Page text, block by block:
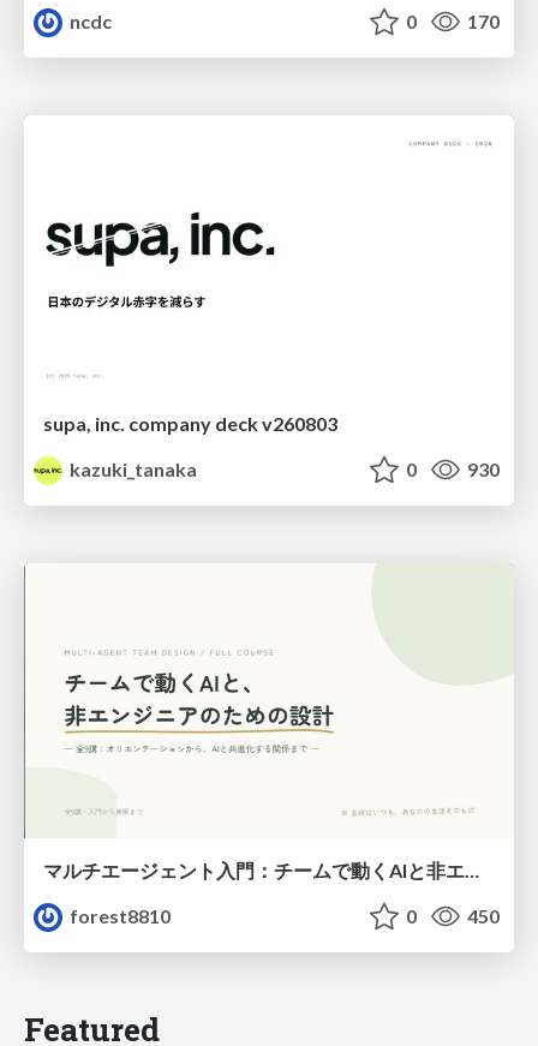
ncdc
0 170
supa, inc. company deck v260803
kazuki_tanaka
0 930
マルチエージェント入門：チームで動くAIと非エンジニアのための設計（Claude Code）
forest8810
0 450
Featured